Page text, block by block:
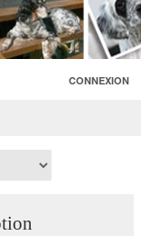
CONNEXION